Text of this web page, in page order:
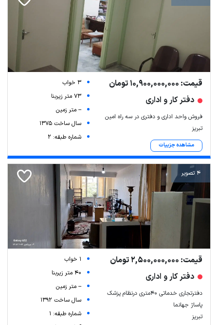
قیمت: 10,900,000,000 تومان
دفتر کار و اداری
فروش واحد اداری و دفتری در سه راه امین
تبریز
مشاهده جزییات
3 خواب
73 متر زیربنا
-- متر زمین
سال ساخت 1375
شماره طبقه: 2
4 تصویر
قیمت: 2,500,000,000 تومان
دفتر کار و اداری
دفترتجاری خدماتی ۴۰متری درنظام پزشک
پاساژ جهانما
تبریز
1 خواب
40 متر زیربنا
-- متر زمین
سال ساخت 1392
شماره طبقه: 1